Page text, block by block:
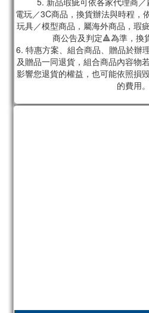
電玩／3C商品，換貨辦法與時程，
玩具／模型商品，屬海外商品，瑕
商公告及判定🔺為準，換
6. 特惠方案、組合商品、贈品於辦
及贈品一同退貨，組合商品內容物
影響您退貨的權益，也可能依照損
的費用。